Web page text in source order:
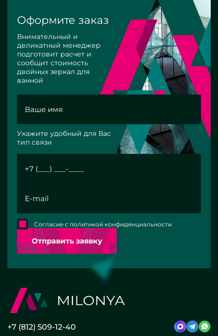
Оформите заказ
Внимательный и
деликатный менеджер
подготовит расчет и
сообщит стоимость
двойных зеркал для
ванной
Укажите удобный для Вас
тип связи
Отправить заявку
Согласие с политикой конфиденциальности
+7 (812) 509-12-40